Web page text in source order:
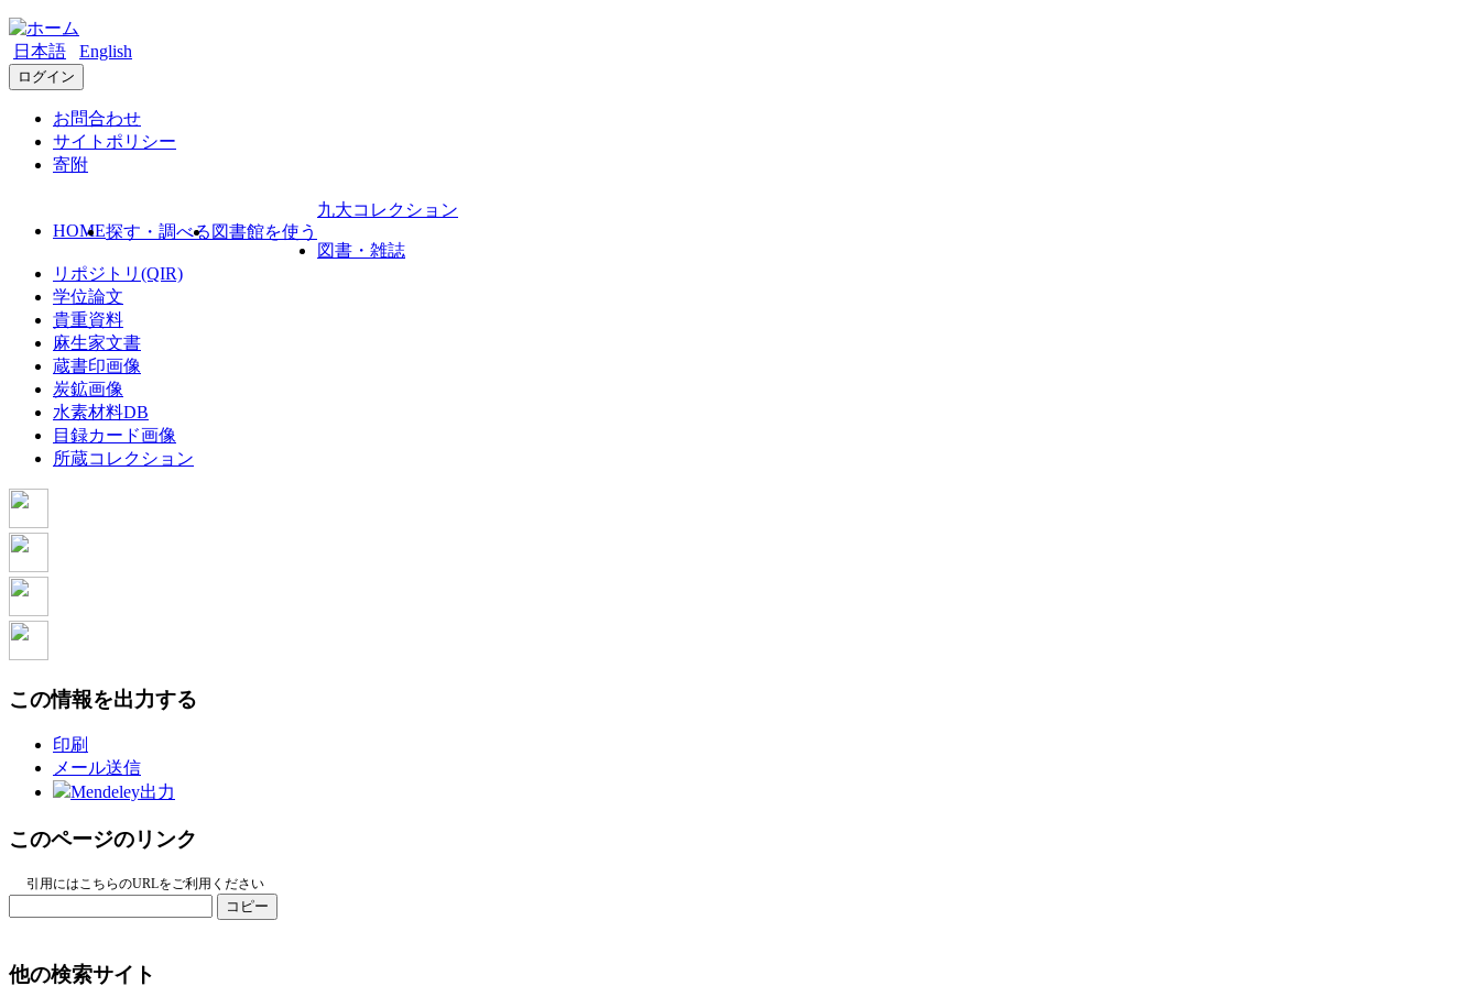
日本語 English
ログイン
お問合わせ
サイトポリシー
寄附
HOME探す・調べる 図書館を使う
九大コレクション
図書・雑誌
リポジトリ(QIR)
学位論文
貴重資料
麻生家文書
蔵書印画像
炭鉱画像
水素材料DB
目録カード画像
所蔵コレクション
この情報を出力する
印刷
メール送信
Mendeley出力
このページのリンク
引用にはこちらのURLをご利用ください
コピー
他の検索サイト